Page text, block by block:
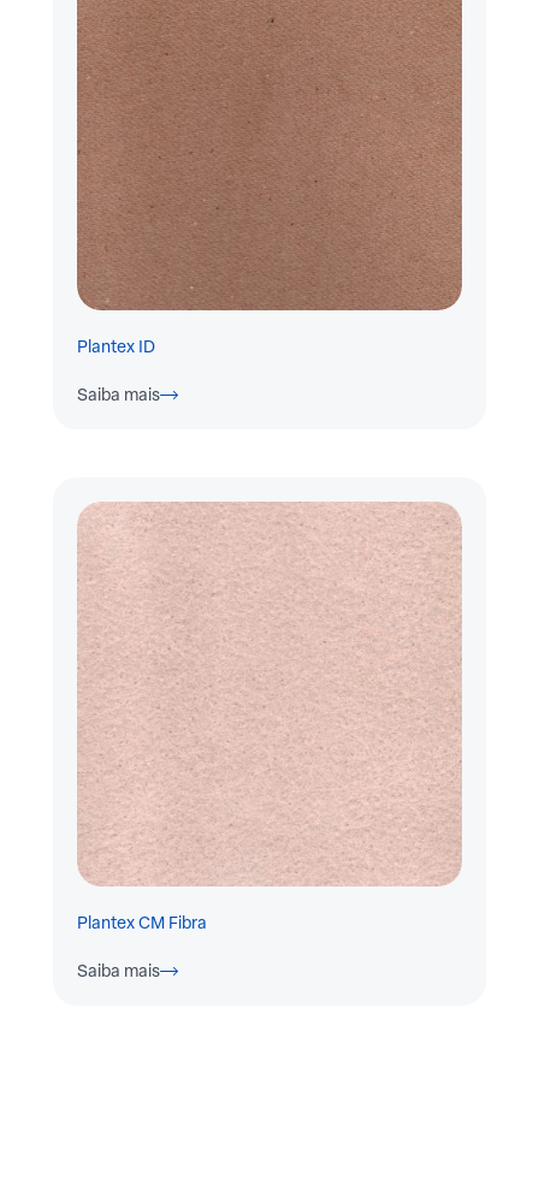
Plantex ID
Saiba mais
Plantex CM Fibra
Saiba mais